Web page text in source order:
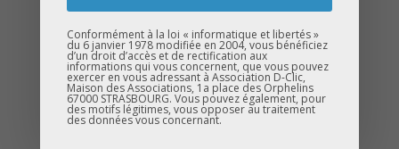
week-end, notre association D-Clic a été
remarquée et retenue. Le jeudi 27
novembre, nous avons ainsi reçu notre
prix (un chèque de 1000 euros) remis
Conformément à la loi « informatique et libertés »
du 6 janvier 1978 modifiée en 2004, vous bénéficiez
d’un droit d’accès et de rectification aux
informations qui vous concernent, que vous pouvez
exercer en vous adressant à Association D-Clic,
Maison des Associations, 1a place des Orphelins
67000 STRASBOURG. Vous pouvez également, pour
des motifs légitimes, vous opposer au traitement
des données vous concernant.